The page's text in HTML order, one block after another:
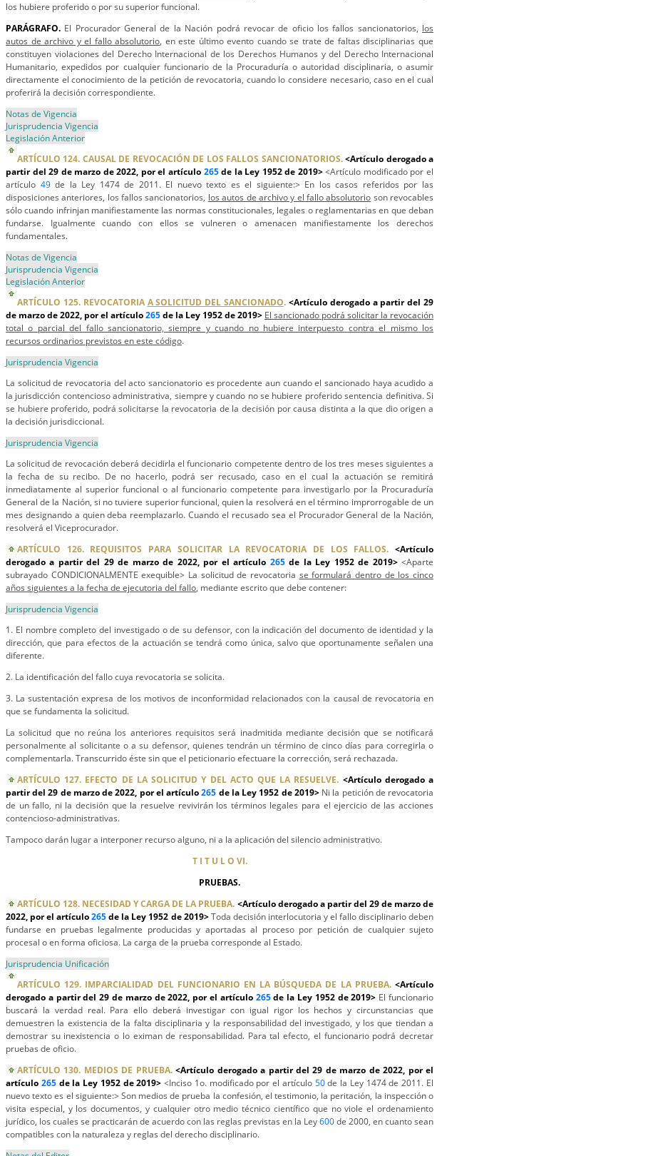
los hubiere proferido o por su superior funcional.
PARÁGRAFO. El Procurador General de la Nación podrá revocar de oficio los fallos sancionatorios, los
autos de archivo y el fallo absolutorio, en este último evento cuando se trate de faltas disciplinarias que
constituyen violaciones del Derecho Internacional de los Derechos Humanos y del Derecho Internacional
Humanitario, expedidos por cualquier funcionario de la Procuraduría o autoridad disciplinaria, o asumir
directamente el conocimiento de la petición de revocatoria, cuando lo considere necesario, caso en el cual
proferirá la decisión correspondiente.
Notas de Vigencia
Jurisprudencia Vigencia
Legislación Anterior
ARTÍCULO 124. CAUSAL DE REVOCACIÓN DE LOS FALLOS SANCIONATORIOS. <Artículo derogado a
partir del 29 de marzo de 2022, por el artículo 265de la Ley 1952 de 2019><Artículo modificado por el
artículo 49de la Ley 1474 de 2011. El nuevo texto es el siguiente:> En los casos referidos por las
disposiciones anteriores, los fallos sancionatorios, los autos de archivo y el fallo absolutorio son revocables
sólo cuando infrinjan manifiestamente las normas constitucionales, legales o reglamentarias en que deban
fundarse. Igualmente cuando con ellos se vulneren o amenacen manifiestamente los derechos
fundamentales.
Notas de Vigencia
Jurisprudencia Vigencia
Legislación Anterior
ARTÍCULO 125. REVOCATORIA A SOLICITUD DEL SANCIONADO. <Artículo derogado a partir del 29
de marzo de 2022, por el artículo265de la Ley 1952 de 2019> El sancionado podrá solicitar la revocación
total o parcial del fallo sancionatorio, siempre y cuando no hubiere interpuesto contra el mismo los
recursos ordinarios previstos en este código.
Jurisprudencia Vigencia
La solicitud de revocatoria del acto sancionatorio es procedente aun cuando el sancionado haya acudido a
la jurisdicción contencioso administrativa, siempre y cuando no se hubiere proferido sentencia definitiva. Si
se hubiere proferido, podrá solicitarse la revocatoria de la decisión por causa distinta a la que dio origen a
la decisión jurisdiccional.
Jurisprudencia Vigencia
La solicitud de revocación deberá decidirla el funcionario competente dentro de los tres meses siguientes a
la fecha de su recibo. De no hacerlo, podrá ser recusado, caso en el cual la actuación se remitirá
inmediatamente al superior funcional o al funcionario competente para investigarlo por la Procuraduría
General de la Nación, si no tuviere superior funcional, quien la resolverá en el término improrrogable de un
mes designando a quien deba reemplazarlo. Cuando el recusado sea el Procurador General de la Nación,
resolverá el Viceprocurador.
ARTÍCULO 126. REQUISITOS PARA SOLICITAR LA REVOCATORIA DE LOS FALLOS. <Artículo
derogado a partir del 29 de marzo de 2022, por el artículo 265de la Ley 1952 de 2019><Aparte
subrayado CONDICIONALMENTE exequible> La solicitud de revocatoria se formulará dentro de los cinco
años siguientes a la fecha de ejecutoria del fallo, mediante escrito que debe contener:
Jurisprudencia Vigencia
1. El nombre completo del investigado o de su defensor, con la indicación del documento de identidad y la
dirección, que para efectos de la actuación se tendrá como única, salvo que oportunamente señalen una
diferente.
2. La identificación del fallo cuya revocatoria se solicita.
3. La sustentación expresa de los motivos de inconformidad relacionados con la causal de revocatoria en
que se fundamenta la solicitud.
La solicitud que no reúna los anteriores requisitos será inadmitida mediante decisión que se notificará
personalmente al solicitante o a su defensor, quienes tendrán un término de cinco días para corregirla o
complementarla. Transcurrido éste sin que el peticionario efectuare la corrección, será rechazada.
ARTÍCULO 127. EFECTO DE LA SOLICITUD Y DEL ACTO QUE LA RESUELVE. <Artículo derogado a
partir del 29 de marzo de 2022, por el artículo265 de la Ley 1952 de 2019> Ni la petición de revocatoria
de un fallo, ni la decisión que la resuelve revivirán los términos legales para el ejercicio de las acciones
contencioso-administrativas.
Tampoco darán lugar a interponer recurso alguno, ni a la aplicación del silencio administrativo.
T I T U L O VI.
PRUEBAS.
ARTÍCULO 128. NECESIDAD Y CARGA DE LA PRUEBA. <Artículo derogado a partir del 29 de marzo de
2022, por el artículo265de la Ley 1952 de 2019>Toda decisión interlocutoria y el fallo disciplinario deben
fundarse en pruebas legalmente producidas y aportadas al proceso por petición de cualquier sujeto
procesal o en forma oficiosa. La carga de la prueba corresponde al Estado.
Jurisprudencia Unificación
ARTÍCULO 129. IMPARCIALIDAD DEL FUNCIONARIO EN LA BÚSQUEDA DE LA PRUEBA. <Artículo
derogado a partir del 29 de marzo de 2022, por el artículo 265de la Ley 1952 de 2019> El funcionario
buscará la verdad real. Para ello deberá investigar con igual rigor los hechos y circunstancias que
demuestren la existencia de la falta disciplinaria y la responsabilidad del investigado, y los que tiendan a
demostrar su inexistencia o lo eximan de responsabilidad. Para tal efecto, el funcionario podrá decretar
pruebas de oficio.
ARTÍCULO 130. MEDIOS DE PRUEBA. <Artículo derogado a partir del 29 de marzo de 2022, por el
artículo 265de la Ley 1952 de 2019><Inciso 1o. modificado por el artículo 50de la Ley 1474 de 2011. El
nuevo texto es el siguiente:> Son medios de prueba la confesión, el testimonio, la peritación, la inspección o
visita especial, y los documentos, y cualquier otro medio técnico científico que no viole el ordenamiento
jurídico, los cuales se practicarán de acuerdo con las reglas previstas en la Ley600de 2000, en cuanto sean
compatibles con la naturaleza y reglas del derecho disciplinario.